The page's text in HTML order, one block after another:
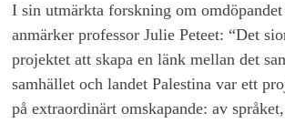
I sin utmärkta forskning om omdöpandet
anmärker professor Julie Peteet: “Det
projektet att skapa en länk mellan det
samhället och landet Palestina var ett
på extraordinärt omskapande: av